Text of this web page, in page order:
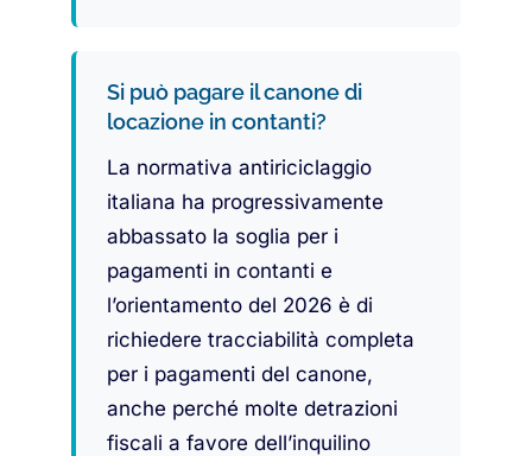
Si può pagare il canone di
locazione in contanti?
La normativa antiriciclaggio
italiana ha progressivamente
abbassato la soglia per i
pagamenti in contanti e
l’orientamento del 2026 è di
richiedere tracciabilità completa
per i pagamenti del canone,
anche perché molte detrazioni
fiscali a favore dell’inquilino